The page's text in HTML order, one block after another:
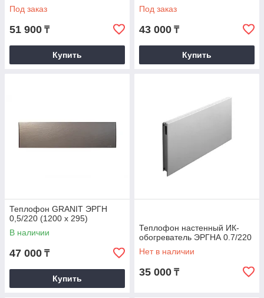
Под заказ
51 900 ₸
Купить
Под заказ
43 000 ₸
Купить
Теплофон GRANIT ЭРГН
0,5/220 (1200 х 295)
В наличии
47 000 ₸
Купить
Теплофон настенный ИК-
обогреватель ЭРГНА 0.7/220
Нет в наличии
35 000 ₸